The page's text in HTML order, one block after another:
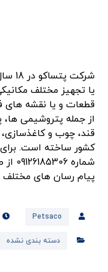
یا تجهیز مختلف
قطعات و یا نقشه های
از جمله پتروشیمی ها،
قند، چوب و
کشور ساخته است.
پیام رسان های مختلف
Petsaco
دسته بندی نشده